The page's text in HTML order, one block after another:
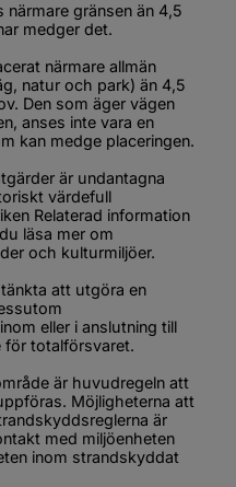
gränsen än 4,5
medger det.
närmare allmän
natur och park) än 4,5
Den som äger vägen
anses inte vara en
kan medge placeringen.
är undantagna
värdefull
Relaterad information
läsa mer om
och kulturmiljöer.
att utgöra en
eller i anslutning till
för totalförsvaret.
är huvudregeln att
Möjligheterna att
är
med miljöenheten
inom strandskyddat